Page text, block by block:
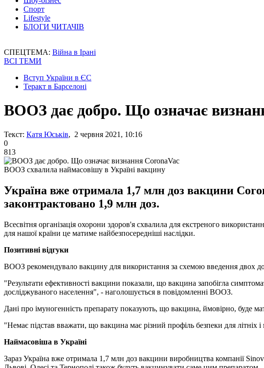
Спорт
Lifestyle
БЛОГИ ЧИТАЧІВ
СПЕЦТЕМА: Війна в Ірані
ВСІ ТЕМИ
Вступ України в ЄС
Теракт в Барселоні
ВООЗ дає добро. Що означає
Текст: Катя Юськів, 2 червня 2021, 10:16
0
813
ВООЗ схвалила наймасовішу в Україні вакцину
Україна вже отримала 1,7 млн доз вакцини
законтрактовано 1,9 млн доз.
Всесвітня організація охорони здоров'я схвалила для екстреного
для нашої країни це матиме найбезпосередніші наслідки.
Позитивні відгуки
ВООЗ рекомендувало вакцину для використання за схемою введення двох
"Результати ефективності вакцини показали, що вакцина запобігла
досліджуваного населення", - наголошується в повідомленні ВООЗ.
Дані про імуногенність препарату показують, що вакцина, ймовірно, буде
"Немає підстав вважати, що вакцина має різний профіль безпеки для
Наймасовіша в Україні
Зараз Україна вже отримала 1,7 млн ​​доз вакцини виробництва компанії